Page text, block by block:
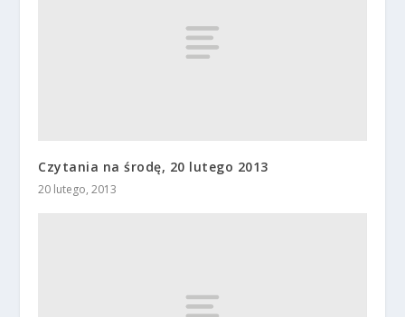
Czytania na środę, 20 lutego 2013
20 lutego, 2013